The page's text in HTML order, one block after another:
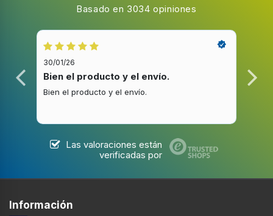
actualización
Resolución de la pantalla
3840 x 2160 Pixeles
Diagonal de pantalla
138 cm
Pantalla antirreflectante
Basado en 3034 opiniones
30/01/26
Bien el producto y el envío.
Bien el producto y el envío.
Las valoraciones están
verificadas por
Información